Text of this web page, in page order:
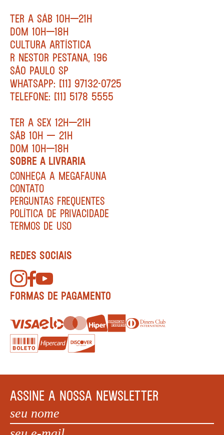
TER A SÁB 10H—21H
DOM 10H—18H
CULTURA ARTÍSTICA
R NESTOR PESTANA, 196
SÃO PAULO SP
WHATSAPP: [11] 97132-0725
TELEFONE: [11] 5178 5555
TER A SEX 12H—21H
SÁB 10H — 21H
DOM 10H—18H
SOBRE A LIVRARIA
CONHEÇA A MEGAFAUNA
CONTATO
PERGUNTAS FREQUENTES
POLÍTICA DE PRIVACIDADE
TERMOS DE USO
REDES SOCIAIS
FORMAS DE PAGAMENTO
ASSINE A NOSSA NEWSLETTER